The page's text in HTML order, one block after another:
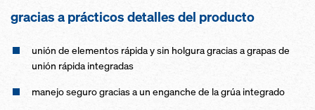
gracias a prácticos detalles del producto
unión de elementos rápida y sin holgura gracias a grapas de
unión rápida integradas
manejo seguro gracias a un enganche de la grúa integrado